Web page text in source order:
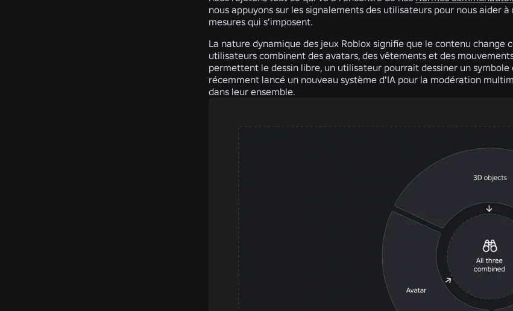
nous appuyons sur les signalements des utilisateurs pour nous aider
mesures qui s’imposent.
La nature dynamique des jeux Roblox signifie que le contenu
utilisateurs combinent des avatars, des vêtements et des
permettent le dessin libre, un utilisateur pourrait dessiner un
récemment lancé un nouveau système d'IA pour la modération
dans leur ensemble.